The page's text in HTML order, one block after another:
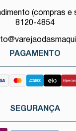
(compras e
8120-4854
PAGAMENTO
SEGURANÇA